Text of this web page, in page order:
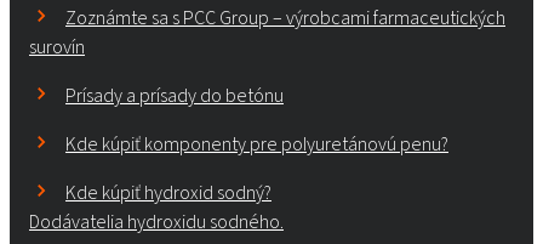
Zoznámte sa s PCC Group – výrobcami farmaceutických
surovín
Prísady a prísady do betónu
Kde kúpiť komponenty pre polyuretánovú penu?
Kde kúpiť hydroxid sodný?
Dodávatelia hydroxidu sodného.